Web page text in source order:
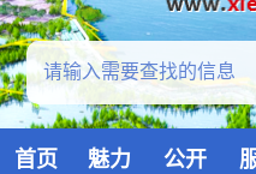
首页 魅力 公开